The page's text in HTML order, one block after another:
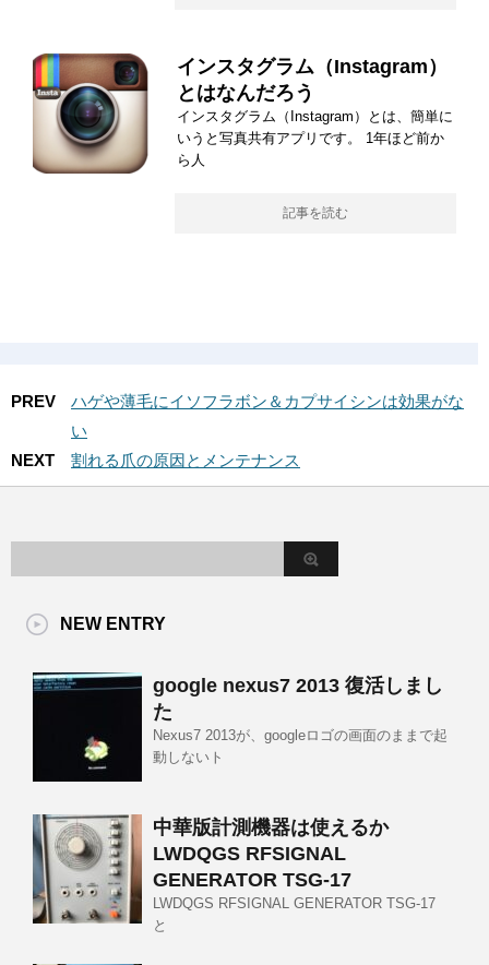
インスタグラム（Instagram）
とはなんだろう
インスタグラム（Instagram）とは、簡単に
いうと写真共有アプリです。 1年ほど前か
ら人
記事を読む
PREV
ハゲや薄毛にイソフラボン＆カプサイシンは効果がな
い
NEXT
割れる爪の原因とメンテナンス
NEW ENTRY
google nexus7 2013 復活しまし
た
Nexus7 2013が、googleロゴの画面のままで起
動しないト
中華版計測機器は使えるか
LWDQGS RFSIGNAL
GENERATOR TSG-17
LWDQGS RFSIGNAL GENERATOR TSG-17
と